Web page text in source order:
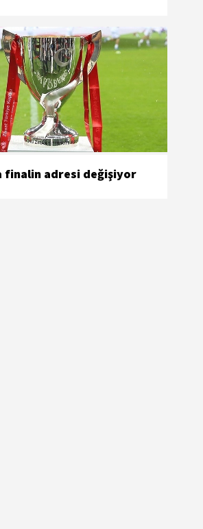
finalin adresi değişiyor